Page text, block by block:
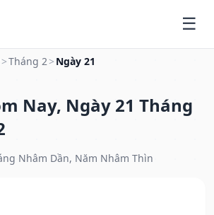
>Tháng 2> Ngày 21
Nay, Ngày 21 Tháng
Nhâm Dần, Năm Nhâm Thìn